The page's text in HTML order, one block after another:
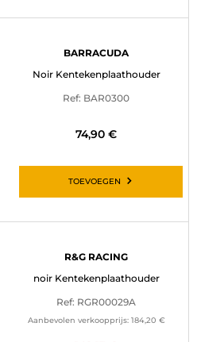
BARRACUDA
Noir Kentekenplaathouder
Ref: BAR0300
74,90 €
TOEVOEGEN
R&G RACING
noir Kentekenplaathouder
Ref: RGR00029A
Aanbevolen verkoopprijs: 184,20 €